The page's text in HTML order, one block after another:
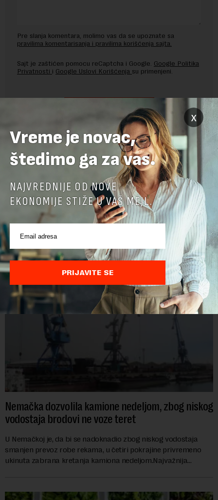
Pre slanja komentara, molimo vas da se upoznate sa
pravilima komentarisanja i pravilima korišćenja sajta.
Sajt je zaštićen pomocu reCaptcha i Google. Google Politika
Privatnosti i Google Uslovi Korišćenja su primenjeni.
POVEZANI SADRŽAJI
Nemačka dozvolila kamione nedeljom, zbog niskog
vodostaja brodovi ne voze teret
U Nemačkoj je, da bi se nadoknadio zbog niskog vodostaja
smanjen prevoz robe rekama, u četiri pokrajine privremeno
ukinuta zabrana kretanja kamiona nedeljom.Najvažnija
x
Vreme je novac,
štedimo ga za vas.
NAJVREDNIJE OD NOVE
EKONOMIJE STIŽE U VAŠ MEJL.
PRIJAVITE SE